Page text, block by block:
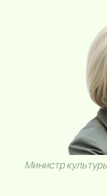
Министр